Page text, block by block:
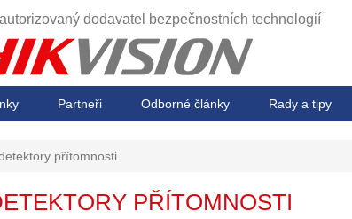
dodavatel bezpečnostních technologií
Partneři Odborné články Rady a tipy
přítomnosti
PŘÍTOMNOSTI